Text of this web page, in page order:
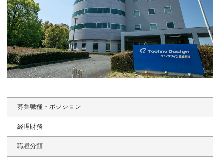
募集職種・ポジション
経理財務
職種分類